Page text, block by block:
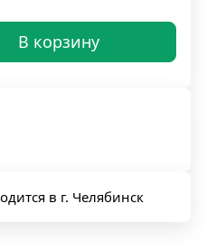
В корзину
в г. Челябинск